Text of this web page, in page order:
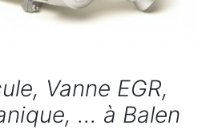
Vanne EGR,
... à Balen